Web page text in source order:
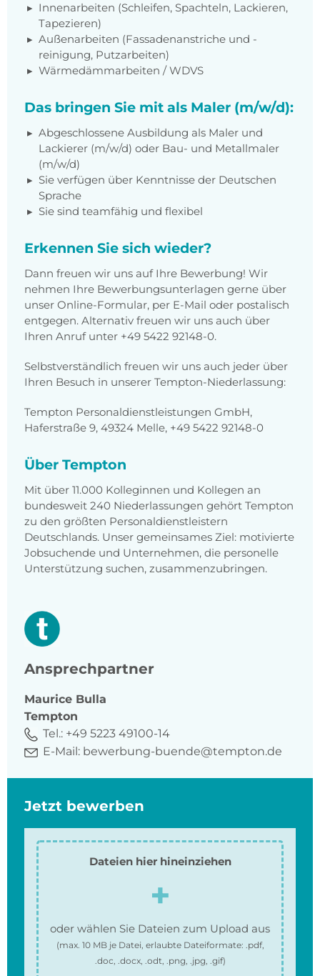
Innenarbeiten (Schleifen, Spachteln, Lackieren,
Tapezieren)
Außenarbeiten (Fassadenanstriche und -
reinigung, Putzarbeiten)
Wärmedämmarbeiten / WDVS
Das bringen Sie mit als Maler (m/w/d):
Abgeschlossene Ausbildung als Maler und
Lackierer (m/w/d) oder Bau- und Metallmaler
(m/w/d)
Sie verfügen über Kenntnisse der Deutschen
Sprache
Sie sind teamfähig und flexibel
Erkennen Sie sich wieder?
Dann freuen wir uns auf Ihre Bewerbung! Wir
nehmen Ihre Bewerbungsunterlagen gerne über
unser Online-Formular, per E-Mail oder postalisch
entgegen. Alternativ freuen wir uns auch über
Ihren Anruf unter +49 5422 92148-0.
Selbstverständlich freuen wir uns auch jeder über
Ihren Besuch in unserer Tempton-Niederlassung:
Tempton Personaldienstleistungen GmbH,
Haferstraße 9, 49324 Melle, +49 5422 92148-0
Über Tempton
Mit über 11.000 Kolleginnen und Kollegen an
bundesweit 240 Niederlassungen gehört Tempton
zu den größten Personaldienstleistern
Deutschlands. Unser gemeinsames Ziel: motivierte
Jobsuchende und Unternehmen, die personelle
Unterstützung suchen, zusammenzubringen.
Ansprechpartner
Maurice Bulla
Tempton
Tel.: +49 5223 49100-14
E-Mail: bewerbung-buende@tempton.de
Jetzt bewerben
Dateien hier hineinziehen
oder wählen Sie Dateien zum Upload aus
(max. 10 MBje Datei, erlaubte Dateiformate: .pdf,
.doc, .docx, .odt, .png, .jpg, .gif)